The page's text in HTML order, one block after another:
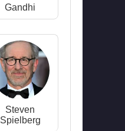
Gandhi
Steven
Spielberg